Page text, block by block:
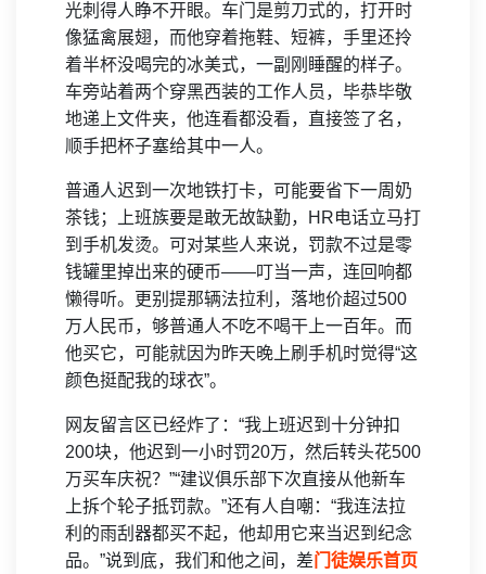
光刺得人睁不开眼。车门是剪刀式的，打开时
像猛禽展翅，而他穿着拖鞋、短裤，手里还拎
着半杯没喝完的冰美式，一副刚睡醒的样子。
车旁站着两个穿黑西装的工作人员，毕恭毕敬
地递上文件夹，他连看都没看，直接签了名，
顺手把杯子塞给其中一人。
普通人迟到一次地铁打卡，可能要省下一周奶
茶钱；上班族要是敢无故缺勤，HR电话立马打
到手机发烫。可对某些人来说，罚款不过是零
钱罐里掉出来的硬币——叮当一声，连回响都
懒得听。更别提那辆法拉利，落地价超过500
万人民币，够普通人不吃不喝干上一百年。而
他买它，可能就因为昨天晚上刷手机时觉得“这
颜色挺配我的球衣”。
网友留言区已经炸了：“我上班迟到十分钟扣
200块，他迟到一小时罚20万，然后转头花500
万买车庆祝？”“建议俱乐部下次直接从他新车
上拆个轮子抵罚款。”还有人自嘲：“我连法拉
利的雨刮器都买不起，他却用它来当迟到纪念
品。”说到底，我们和他之间，差门徒娱乐首页